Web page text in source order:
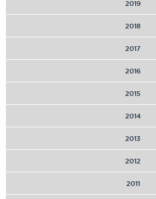
2019
2018
2017
2016
2015
2014
2013
2012
2011